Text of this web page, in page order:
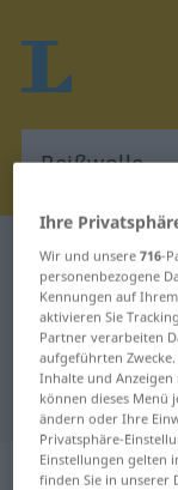
Deutsch-
Deutsch-
Ihre
Wir und unsere716-
personenbezogene
Kennungen auf
aktivieren Sie
Partner verarbeiten
aufgeführten
Inhalte und Anzeigen
können dieses Menü
ändern oder Ihre
Privatsphäre-
Einstellungen gelten
finden Sie in unserer